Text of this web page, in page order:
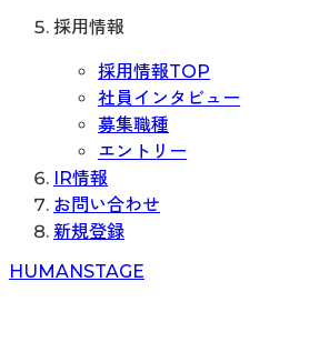
採用情報
採用情報TOP
社員インタビュー
募集職種
エントリー
IR情報
お問い合わせ
新規登録
HUMANSTAGE